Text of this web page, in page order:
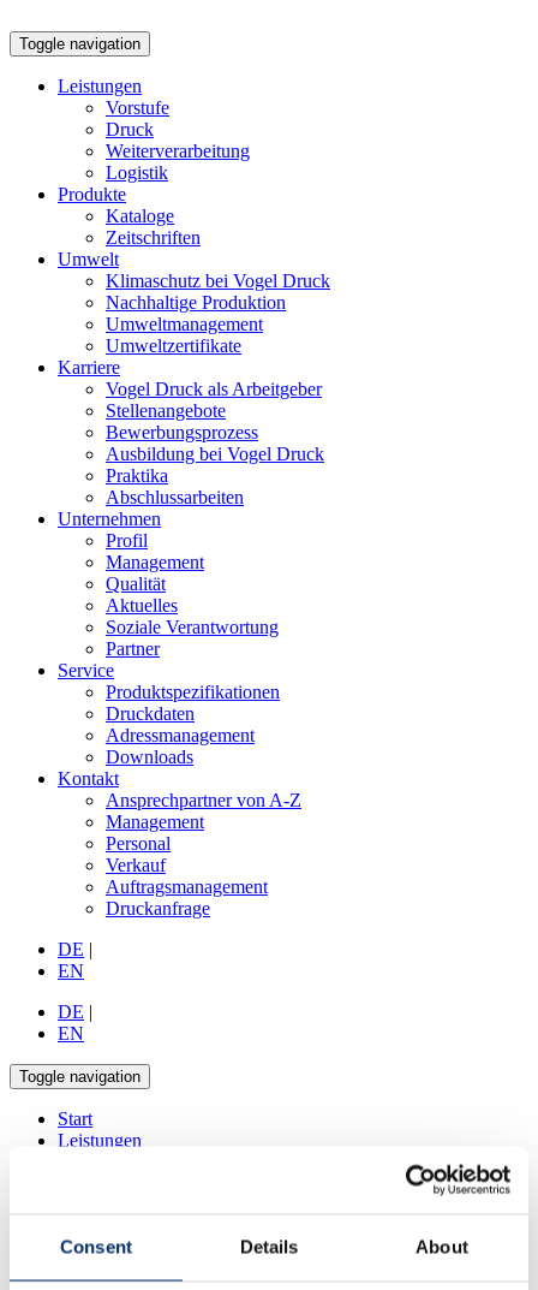
Consent Details About
Toggle navigation
Leistungen
Vorstufe
Druck
Weiterverarbeitung
Logistik
Produkte
Kataloge
Zeitschriften
Umwelt
Klimaschutz bei Vogel Druck
Nachhaltige Produktion
Umweltmanagement
Umweltzertifikate
Karriere
Vogel Druck als Arbeitgeber
Stellenangebote
Bewerbungsprozess
Ausbildung bei Vogel Druck
Praktika
Abschlussarbeiten
Unternehmen
Profil
Management
Qualität
Aktuelles
Soziale Verantwortung
Partner
Service
Produktspezifikationen
Druckdaten
Adressmanagement
Downloads
Kontakt
Ansprechpartner von A-Z
Management
Personal
Verkauf
Auftragsmanagement
Druckanfrage
DE |
EN
DE |
EN
Toggle navigation
Start
Leistungen
Produkte